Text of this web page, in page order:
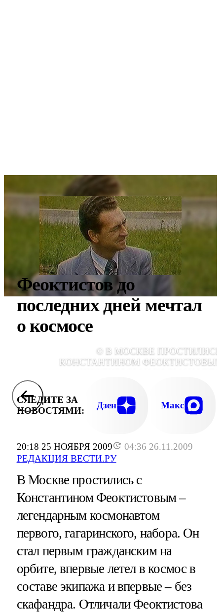
20:18 25 НОЯБРЯ 2009
04:36 26.11.2009
РЕДАКЦИЯ ВЕСТИ.РУ
Феоктистов до
последних дней мечтал
о космосе
© В МОСКВЕ
КОНСТАНТИНОМ
ГАГАРИНСКОГО НАБОРА. ДРУЗЬЯ
О ЕГО ОДАРЕННОСТИ,
СЛЕДИТЕ ЗА
НОВОСТЯМИ:
Дзен Макс
В Москве простились с
Константином Феоктистовым –
легендарным космонавтом
первого, гагаринского, набора. Он
стал первым гражданским на
орбите, впервые летел в космос в
составе экипажа и впервые – без
скафандра. Отличали Феоктистова